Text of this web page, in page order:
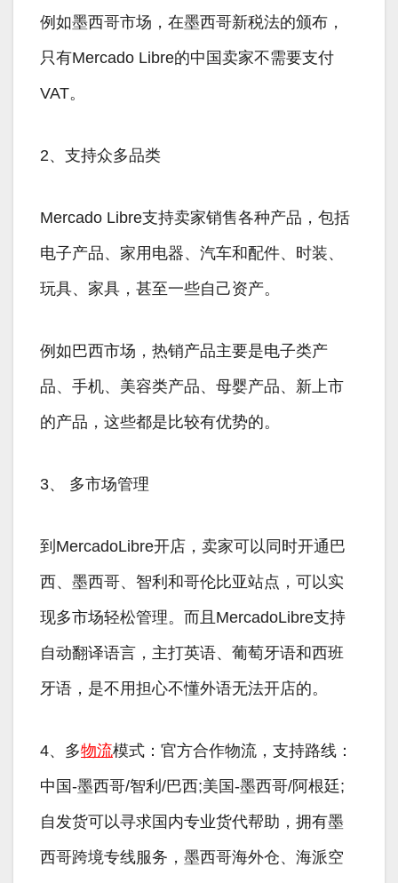
例如墨西哥市场，在墨西哥新税法的颁布，
只有Mercado Libre的中国卖家不需要支付
VAT。
2、支持众多品类
Mercado Libre支持卖家销售各种产品，包括
电子产品、家用电器、汽车和配件、时装、
玩具、家具，甚至一些自己资产。
例如巴西市场，热销产品主要是电子类产
品、手机、美容类产品、母婴产品、新上市
的产品，这些都是比较有优势的。
3、 多市场管理
到MercadoLibre开店，卖家可以同时开通巴
西、墨西哥、智利和哥伦比亚站点，可以实
现多市场轻松管理。而且MercadoLibre支持
自动翻译语言，主打英语、葡萄牙语和西班
牙语，是不用担心不懂外语无法开店的。
4、多物流模式：官方合作物流，支持路线：
中国-墨西哥/智利/巴西;美国-墨西哥/阿根廷;
自发货可以寻求国内专业货代帮助，拥有墨
西哥跨境专线服务，墨西哥海外仓、海派空